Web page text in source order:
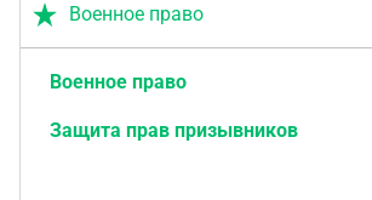
Военное право
Военное право
Защита прав призывников